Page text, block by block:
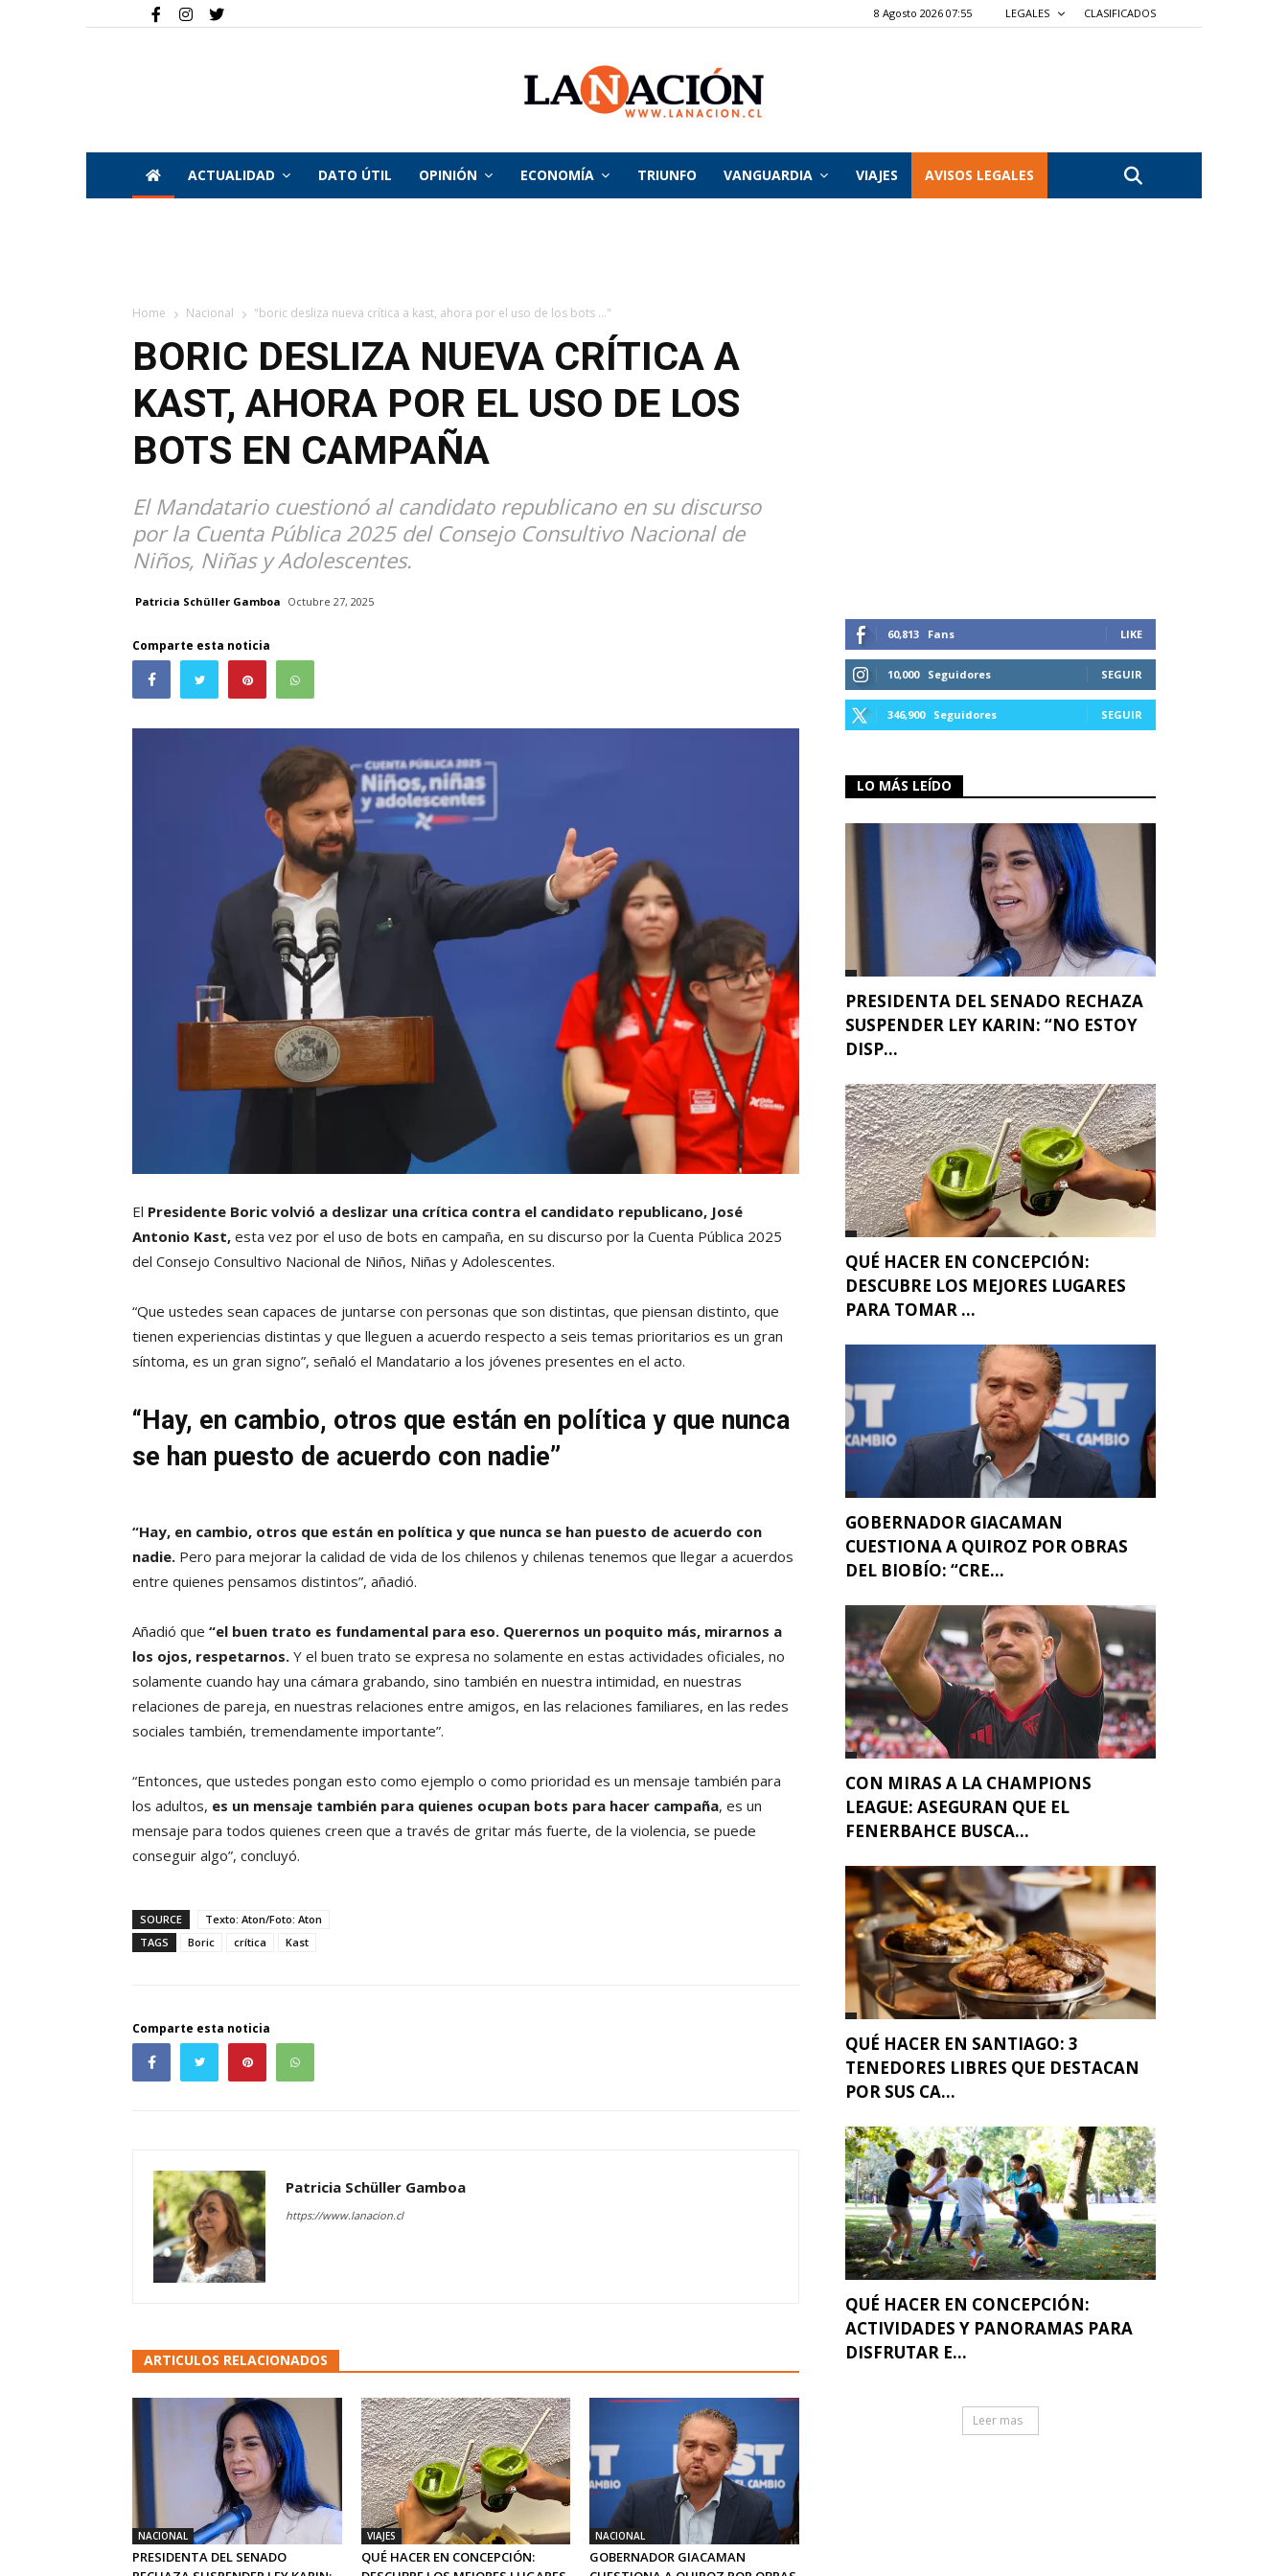
8 Agosto 2026 07:55 LEGALES CLASIFICADOS
La
ACTUALIDAD DATO ÚTIL OPINIÓN ECONOMÍA TRIUNFO VANGUARDIA VIAJES AVISOS LEGALES
Home Nacional "boric desliza nueva crítica a kast, ahora por el uso de los bots ..."
BORIC DESLIZA NUEVA CRÍTICA A
KAST, AHORA POR EL USO DE LOS
BOTS EN CAMPAÑA
El Mandatario cuestionó al candidato republicano en su discurso
por la Cuenta Pública 2025 del Consejo Consultivo Nacional de
Niños, Niñas y Adolescentes.
Patricia Schüller Gamboa Octubre 27, 2025
Comparte esta noticia
El Presidente Boric volvió a deslizar una crítica contra el candidato republicano, José
Antonio Kast, esta vez por el uso de bots en campaña, en su discurso por la Cuenta Pública 2025
del Consejo Consultivo Nacional de Niños, Niñas y Adolescentes.
“Que ustedes sean capaces de juntarse con personas que son distintas, que piensan distinto, que
tienen experiencias distintas y que lleguen a acuerdo respecto a seis temas prioritarios es un gran
síntoma, es un gran signo”, señaló el Mandatario a los jóvenes presentes en el acto.
“Hay, en cambio, otros que están en política y que nunca
se han puesto de acuerdo con nadie”
“Hay, en cambio, otros que están en política y que nunca se han puesto de acuerdo con
nadie. Pero para mejorar la calidad de vida de los chilenos y chilenas tenemos que llegar a acuerdos
entre quienes pensamos distintos”, añadió.
Añadió que “el buen trato es fundamental para eso. Querernos un poquito más, mirarnos a
los ojos, respetarnos. Y el buen trato se expresa no solamente en estas actividades oficiales, no
solamente cuando hay una cámara grabando, sino también en nuestra intimidad, en nuestras
relaciones de pareja, en nuestras relaciones entre amigos, en las relaciones familiares, en las redes
sociales también, tremendamente importante”.
“Entonces, que ustedes pongan esto como ejemplo o como prioridad es un mensaje también para
los adultos, es un mensaje también para quienes ocupan bots para hacer campaña, es un
mensaje para todos quienes creen que a través de gritar más fuerte, de la violencia, se puede
conseguir algo”, concluyó.
SOURCE
Texto: Aton/Foto: Aton
TAGS
Boric crítica Kast
Comparte esta noticia
Patricia Schüller Gamboa
https://www.lanacion.cl
ARTICULOS RELACIONADOS
NACIONAL
PRESIDENTA DEL SENADO
VIAJES
QUÉ HACER EN CONCEPCIÓN:
NACIONAL
GOBERNADOR GIACAMAN
60,813 Fans LIKE
10,000 Seguidores SEGUIR
346,900 Seguidores SEGUIR
LO MÁS LEÍDO
PRESIDENTA DEL SENADO RECHAZA
SUSPENDER LEY KARIN: “NO ESTOY
DISP...
QUÉ HACER EN CONCEPCIÓN:
DESCUBRE LOS MEJORES LUGARES
PARA TOMAR ...
GOBERNADOR GIACAMAN
CUESTIONA A QUIROZ POR OBRAS
DEL BIOBÍO: “CRE...
CON MIRAS A LA CHAMPIONS
LEAGUE: ASEGURAN QUE EL
FENERBAHCE BUSCA...
QUÉ HACER EN SANTIAGO: 3
TENEDORES LIBRES QUE DESTACAN
POR SUS CA...
QUÉ HACER EN CONCEPCIÓN:
ACTIVIDADES Y PANORAMAS PARA
DISFRUTAR E...
Leer mas